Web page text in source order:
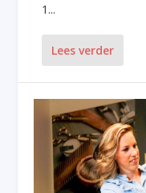
1...
Lees verder